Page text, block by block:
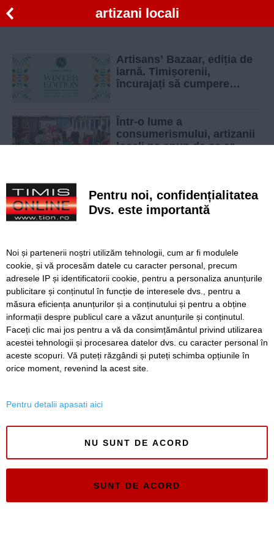
artizani locali
Artisans’ Bazaar, ediția de
iarnă. Timișorenii,
încurajați să cumpere
Într-o lume a
consumerismului, artizanii
locali ne spun de ce ar
timisorenii la o noua editie
Artisans’ Bazaar
SERVICII Redactia
Folosinta Cookie-urilor
Termeni si conditii de utilizare
Politica de confidentialitate
Regulament postare și moderare comentarii
Pentru noi, confidențialitatea
Dvs. este importantă
Noi și partenerii noștri utilizăm tehnologii, cum ar fi modulele
cookie, și vă procesăm datele cu caracter personal, precum
adresele IP și identificatorii cookie, pentru a personaliza anunțurile
publicitare și conținutul în funcție de interesele dvs., pentru a
măsura eficiența anunțurilor și a conținutului și pentru a obține
informații despre publicul care a văzut anunțurile și conținutul.
Faceți clic mai jos pentru a vă da consimțământul privind utilizarea
acestei tehnologii și procesarea datelor dvs. cu caracter personal în
aceste scopuri. Vă puteți răzgândi și puteți schimba opțiunile în
orice moment, revenind la acest site.
Pentru detalii apasati aici
NU SUNT DE ACORD
SUNT DE ACORD